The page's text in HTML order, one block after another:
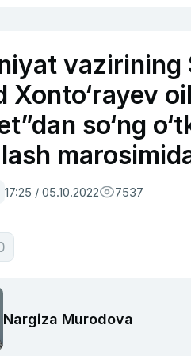
vazirining
Xonto‘rayev
so‘ng
17:25 / 05.10.2022 7537
Nargiza Murodova